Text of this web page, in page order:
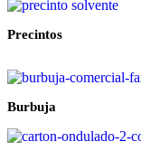
Precintos
Burbuja